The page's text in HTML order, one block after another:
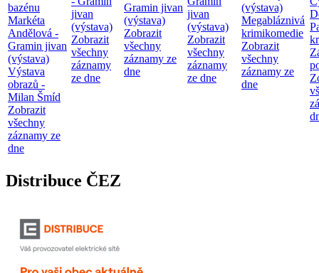
bazénu
Markéta
Andělová -
Gramin jivan
(výstava)
Výstava
obrazů -
Milan Šmíd
Zobrazit
všechny
záznamy ze
dne
jivan
(výstava)
Zobrazit
všechny
záznamy
ze dne
Gramin jivan
(výstava)
Zobrazit
všechny
záznamy ze
dne
jivan
(výstava)
Zobrazit
všechny
záznamy
ze dne
(výstava)
Megabláznivá
krimikomedie
Zobrazit
všechny
záznamy ze
dne
Distribuce ČEZ